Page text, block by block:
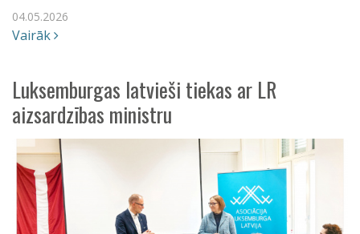
04.05.2026
Vairāk
Luksemburgas latvieši tiekas ar LR
aizsardzības ministru